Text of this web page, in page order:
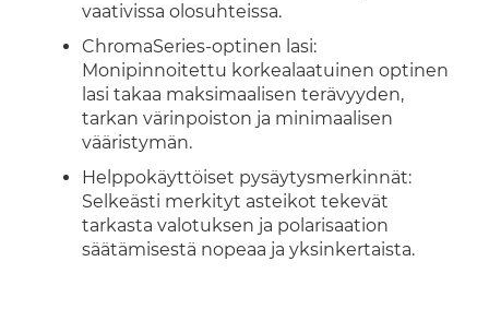
vaativissa olosuhteissa.
ChromaSeries-optinen lasi:
Monipinnoitettu korkealaatuinen optinen
lasi takaa maksimaalisen terävyyden,
tarkan värinpoiston ja minimaalisen
vääristymän.
Helppokäyttöiset pysäytysmerkinnät:
Selkeästi merkityt asteikot tekevät
tarkasta valotuksen ja polarisaation
säätämisestä nopeaa ja yksinkertaista.